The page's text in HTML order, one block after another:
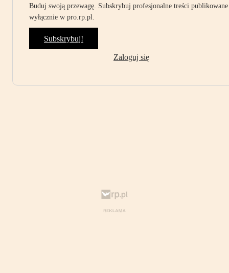
Buduj swoją przewagę. Subskrybuj profesjonalne treści publikowane
wyłącznie w pro.rp.pl.
Subskrybuj!
Zaloguj się